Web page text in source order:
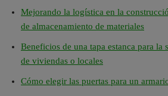
Mejorando la logística en la
de almacenamiento de materiales
Beneficios de una tapa estanca para la
de viviendas o locales
Cómo elegir las puertas para un